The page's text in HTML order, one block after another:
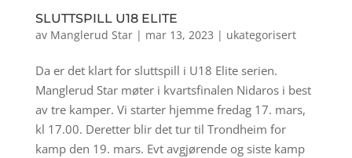
SLUTTSPILL U18 ELITE
av Manglerud Star| mar 13, 2023 | ukategorisert
Da er det klart for sluttspill i U18 Elite serien.
Manglerud Star møter i kvartsfinalen Nidaros i best
av tre kamper. Vi starter hjemme fredag 17. mars,
kl 17.00. Deretter blir det tur til Trondheim for
kamp den 19. mars. Evt avgjørende og siste kamp